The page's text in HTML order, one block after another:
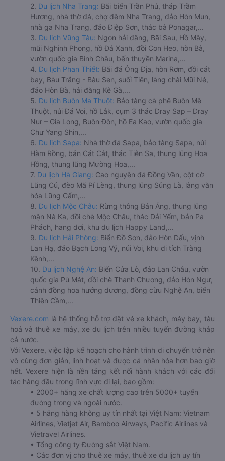
2. Du lịch Nha Trang: Bãi biển Trần Phú, tháp Trầm
Hương, nhà thờ đá, chợ đêm Nha Trang, đảo Hòn Mun,
nhà ga Nha Trang, đảo Điệp Sơn, thác bà Ponagar,...
3. Du lịch Vũng Tàu: Ngọn hải đăng, Bãi Sau, Hồ Mây,
mũi Nghinh Phong, hồ Đá Xanh, đồi Con Heo, hòn Bà,
vườn quốc gia Bình Châu, bến thuyền Marina,...
4. Du lịch Phan Thiết: Bãi đá Ông Địa, hòn Rơm, đồi cát
bay, Bàu Trắng - Bàu Sen, suối Tiên, làng chài Mũi Né,
đảo Hòn Bà, hải đăng Kê Gà,...
5. Du lịch Buôn Ma Thuột: Bảo tàng cà phê Buôn Mê
Thuột, núi Đá Voi, hồ Lắk, cụm 3 thác Dray Sap – Dray
Nur – Gia Long, Buôn Đôn, hồ Ea Kao, vườn quốc gia
Chư Yang Shin,...
6. Du lịch Sapa: Nhà thờ đá Sapa, bảo tàng Sapa, núi
Hàm Rồng, bản Cát Cát, thác Tiên Sa, thung lũng Hoa
Hồng, thung lũng Mường Hoa,...
7. Du lịch Hà Giang: Cao nguyên đá Đồng Văn, cột cờ
Lũng Cú, đèo Mã Pí Lèng, thung lũng Sủng Là, làng văn
hóa Lũng Cẩm,...
8. Du lịch Mộc Châu: Rừng thông Bản Áng, thung lũng
mận Nà Ka, đồi chè Mộc Châu, thác Dải Yếm, bản Pa
Phách, hang dơi, khu du lịch Happy Land,...
9. Du lịch Hải Phòng: Biển Đồ Sơn, đảo Hòn Dấu, vịnh
Lan Hạ, đảo Bạch Long Vỹ, núi Voi, khu di tích Tràng
Kênh,...
10. Du lịch Nghệ An: Biển Cửa Lò, đảo Lan Châu, vườn
quốc gia Pù Mát, đồi chè Thanh Chương, đảo Hòn Ngư,
cánh đồng hoa hướng dương, đồng cừu Nghệ An, biển
Thiên Cầm,...
Vexere.com là hệ thống hỗ trợ đặt vé xe khách, máy bay, tàu
hoả và thuê xe máy, xe du lịch trên nhiều tuyến đường khắp
cả nước.
Với Vexere, việc lập kế hoạch cho hành trình di chuyển trở nên
vô cùng đơn giản, linh hoạt và được cá nhân hóa hơn bao giờ
hết. Vexere hiện là nền tảng kết nối hành khách với các đối
tác hàng đầu trong lĩnh vực đi lại, bao gồm:
• 2000+ hãng xe chất lượng cao trên 5000+ tuyến
đường trong và ngoài nước.
• 5 hãng hàng không uy tín nhất tại Việt Nam: Vietnam
Airlines, Vietjet Air, Bamboo Airways, Pacific Airlines và
Vietravel Airlines.
• Tổng công ty Đường sắt Việt Nam.
• Các đơn vị cho thuê xe máy, thuê xe du lịch uy tín